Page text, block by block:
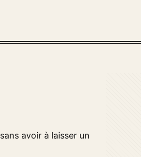
sans avoir à laisser un